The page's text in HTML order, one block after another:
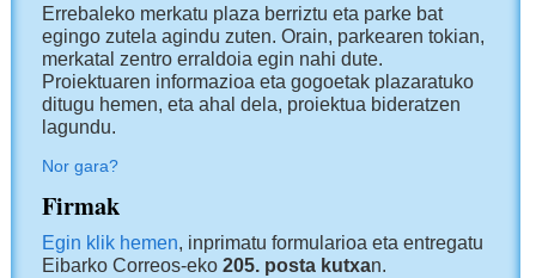
Errebaleko merkatu plaza berriztu eta parke bat
egingo zutela agindu zuten. Orain, parkearen tokian,
merkatal zentro erraldoia egin nahi dute.
Proiektuaren informazioa eta gogoetak plazaratuko
ditugu hemen, eta ahal dela, proiektua bideratzen
lagundu.
Nor gara?
Firmak
Egin klik hemen, inprimatu formularioa eta entregatu
Eibarko Correos-eko 205. posta kutxan.